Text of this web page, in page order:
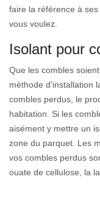
faire la référence à
vous voulez.
Isolant pour
Que les combles
méthode d'installation
combles perdus, le
habitation. Si les
aisément y mettre un
zone du parquet. Les
vos combles perdus
ouate de cellulose, la